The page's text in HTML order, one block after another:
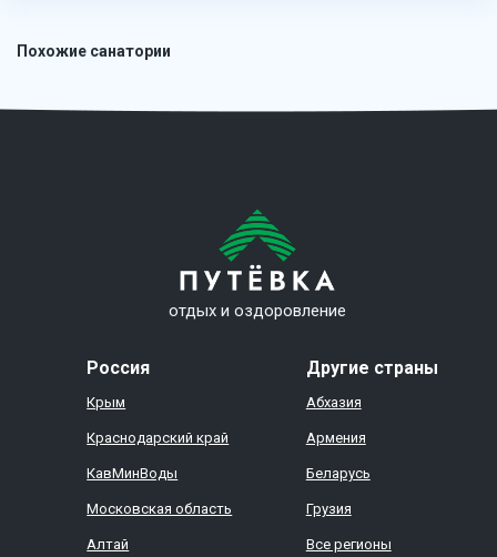
Похожие санатории
отдых и оздоровление
Россия
Крым
Краснодарский край
КавМинВоды
Московская область
Алтай
Другие страны
Абхазия
Армения
Беларусь
Грузия
Все регионы